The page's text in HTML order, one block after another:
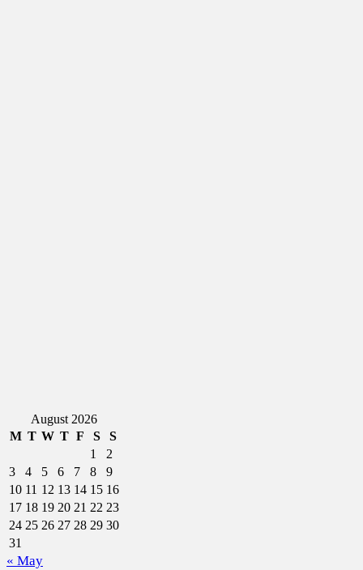
August 2026
M T W T F S
S
1
2
3
4 5 6 7 8
9
10 11 12 13 14 15 16
17 18 19 20 21 22 23
24 25 26 27 28 29 30
31
« May